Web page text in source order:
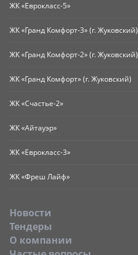
ЖК «Еврокласс-5»
ЖК «Гранд Комфорт-3» (г. Жуковский)
ЖК «Гранд Комфорт-2» (г. Жуковский)
ЖК «Гранд Комфорт» (г. Жуковский)
ЖК «Счастье-2»
ЖК «Айтауэр»
ЖК «Еврокласс-3»
ЖК «Фреш Лайф»
Новости
Тендеры
O компании